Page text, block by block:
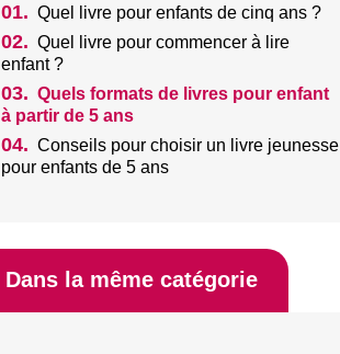
01. Quel livre pour enfants de cinq ans ?
02. Quel livre pour commencer à lire
enfant ?
03. Quels formats de livres pour enfant
à partir de 5 ans
04. Conseils pour choisir un livre jeunesse
pour enfants de 5 ans
Dans la même catégorie